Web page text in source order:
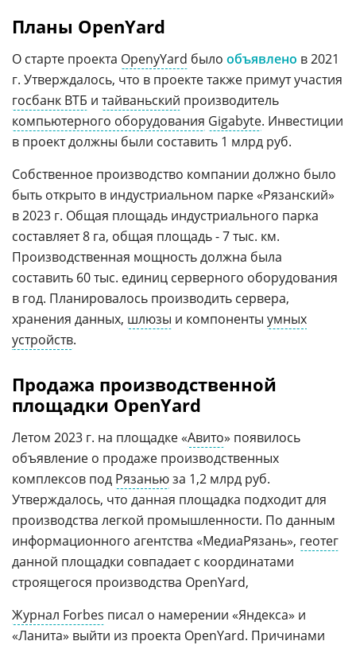
Планы OpenYard
О старте проекта OpenyYard было объявлено в 2021
г. Утверждалось, что в проекте также примут участия
госбанк ВТБ и тайваньский производитель
компьютерного оборудования Gigabyte. Инвестиции
в проект должны были составить 1 млрд руб.
Собственное производство компании должно было
быть открыто в индустриальном парке «Рязанский»
в 2023 г. Общая площадь индустриального парка
составляет 8 га, общая площадь - 7 тыс. км.
Производственная мощность должна была
составить 60 тыс. единиц серверного оборудования
в год. Планировалось производить сервера,
хранения данных, шлюзы и компоненты умных
устройств.
Продажа производственной
площадки OpenYard
Летом 2023 г. на площадке «Авито» появилось
объявление о продаже производственных
комплексов под Рязаньюза 1,2 млрд руб.
Утверждалось, что данная площадка подходит для
производства легкой промышленности. По данным
информационного агентства «МедиаРязань», геотег
данной площадки совпадает с координатами
строящегося производства OpenYard,
Журнал Forbes писал о намерении «Яндекса» и
«Ланита» выйти из проекта OpenYard. Причинами